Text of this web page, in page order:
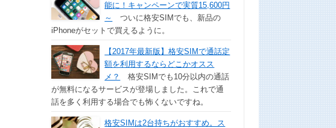
能に！キャンペーンで実質15,600円
～
ついに格安SIMでも、新品の
iPhoneがセットで買えるように。
【2017年最新版】格安SIMで通話定
額を利用するならどこかオスス
メ？
格安SIMでも10分以内の通話
が無料になるサービスが登場しました。これで通
話を多く利用する場合でも怖くないですね。
格安SIMは2台持ちがおすすめ。ス